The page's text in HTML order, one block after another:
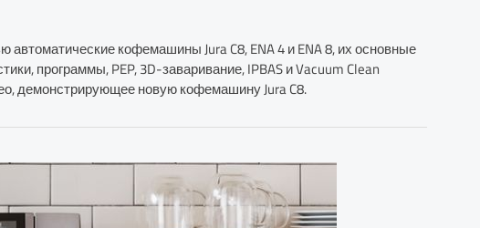
кофемашины Jura C8, ENA 4 и ENA 8, их основные
программы, PEP, 3D-заваривание, IPBAS и Vacuum Clean
демонстрирующее новую кофемашину Jura C8.